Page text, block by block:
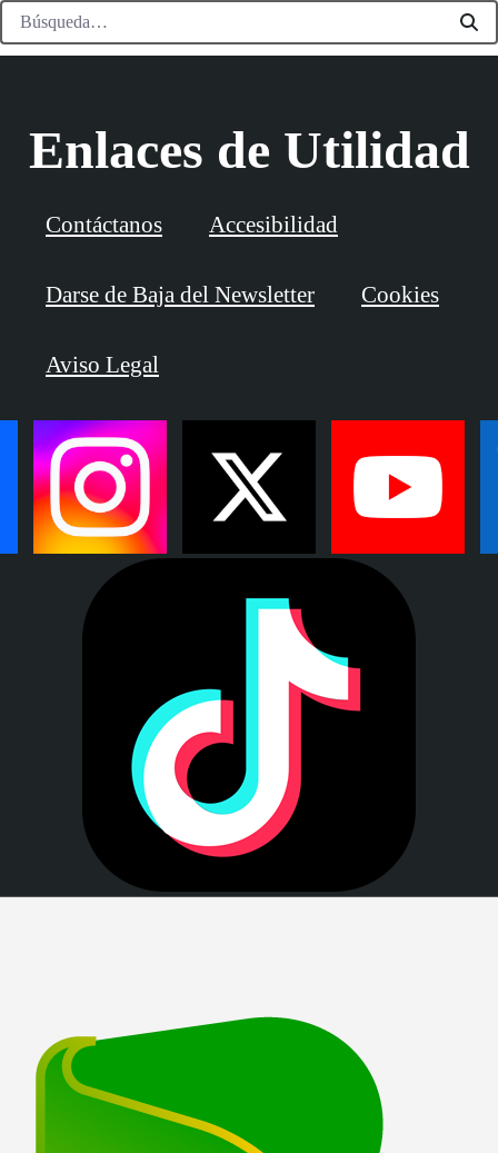
Enlaces de Utilidad
Contáctanos Accesibilidad
Darse de Baja del Newsletter Cookies
Aviso Legal